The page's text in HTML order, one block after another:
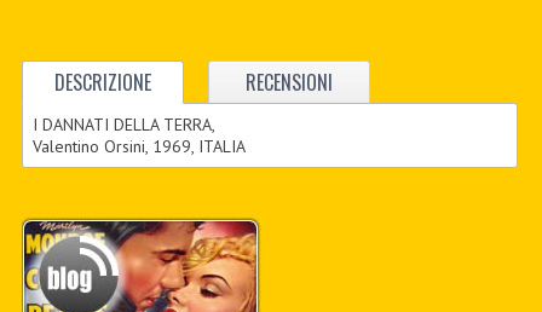
DESCRIZIONE RECENSIONI
I DANNATI DELLA TERRA,
Valentino Orsini, 1969, ITALIA